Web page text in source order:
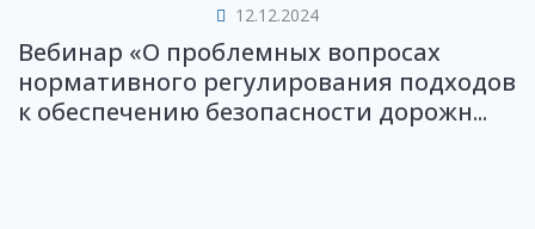
12.12.2024
Вебинар «О проблемных вопросах
нормативного регулирования подходов
к обеспечению безопасности дорожн...